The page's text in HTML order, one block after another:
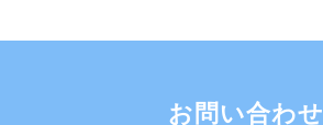
お問い合わせ